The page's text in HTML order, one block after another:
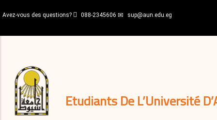
au
principal
Avez-vous des questions? 088-2345606 sup@aun.edu.eg
Etudiants De L’Université
décisions
Expatriés
Journal